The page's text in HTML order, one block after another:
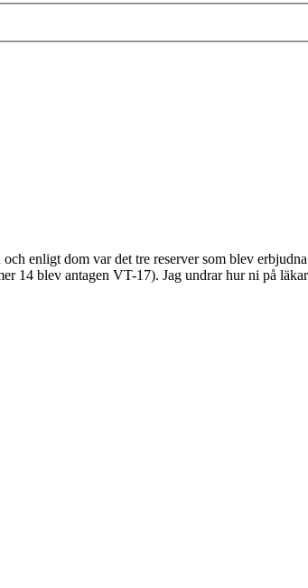
enligt dom var det tre reserver som blev
14 blev antagen VT-17). Jag undrar hur ni på